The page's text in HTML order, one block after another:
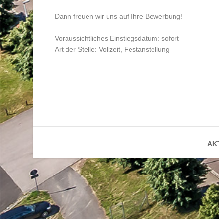
Dann freuen wir uns auf Ihre Bewerbung!
Voraussichtliches Einstiegsdatum: sofort
Art der Stelle: Vollzeit, Festanstellung